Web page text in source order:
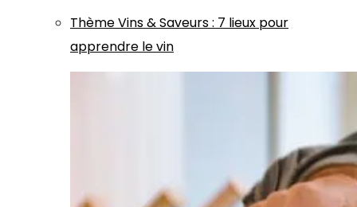
ThèmeVins & Saveurs: 7 lieux pour
apprendre le vin